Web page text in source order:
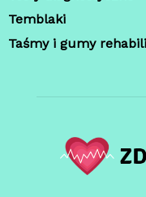
Temblaki
Taśmy i gumy